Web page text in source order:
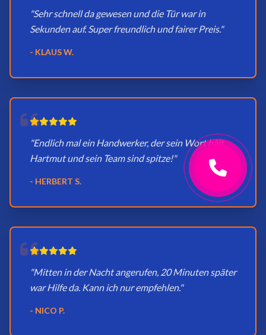
"Sehr schnell da gewesen und die Tür war in
Sekunden auf. Super freundlich und fairer Preis."
- KLAUS W.
"Endlich mal ein Handwerker, der sein Wort hält.
Hartmut und sein Team sind spitze!"
- HERBERT S.
"Mitten in der Nacht angerufen, 20 Minuten später
war Hilfe da. Kann ich nur empfehlen."
- NICO P.